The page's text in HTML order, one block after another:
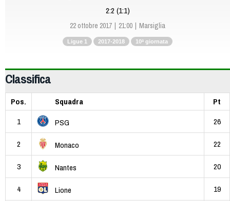
2:2 (1:1)
22 ottobre 2017 21:00 Marsiglia
Ligue 1 2017-2018 10ª giornata
Classifica
Pos. Squadra
Pt
1
PSG 26
2 Monaco 22
3 Nantes 20
4 Lione 19